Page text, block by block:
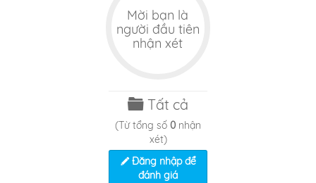
Mời bạn là
người đầu tiên
nhận xét
Tất cả
(Từ tổng số 0 nhận
xét)
Đăng nhập để
đánh giá